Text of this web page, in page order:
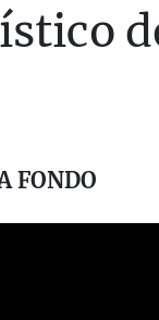
FONDO